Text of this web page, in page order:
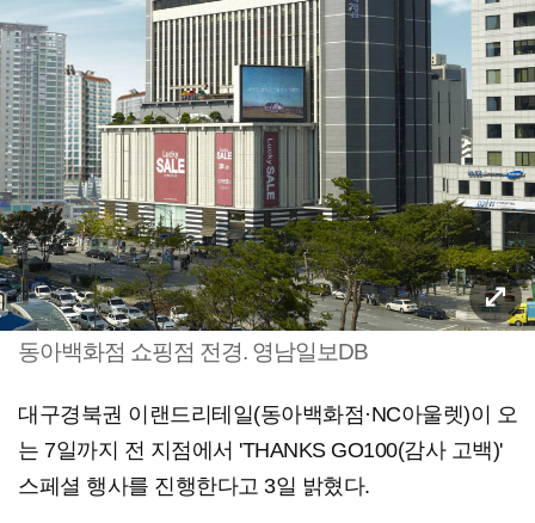
동아백화점 쇼핑점 전경. 영남일보DB
대구경북권 이랜드리테일(동아백화점·NC아울렛)이 오
는 7일까지 전 지점에서 'THANKS GO100(감사 고백)'
스페셜 행사를 진행한다고 3일 밝혔다.